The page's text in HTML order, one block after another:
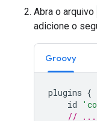
Abra o arquivo
adicione o
Groovy
plugins {
id
// ...